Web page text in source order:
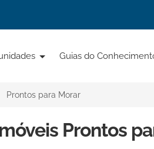
Guias do
Prontos para Morar
Prontos